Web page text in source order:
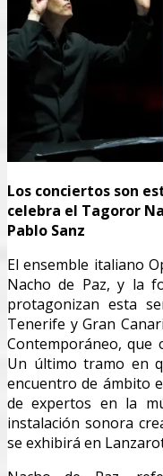
Los conciertos son
celebra el Tagoror
Pablo Sanz
El ensemble italiano
Nacho de Paz, y la
protagonizan esta
Tenerife y Gran
Contemporáneo, que
Un último tramo en
encuentro de ámbito
de expertos en la
instalación sonora
se exhibirá en